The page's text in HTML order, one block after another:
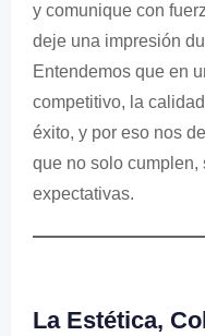
y comunique con
deje una impresión
Entendemos que en
competitivo, la
éxito, y por eso nos
que no solo cumplen,
expectativas.
La Estética,